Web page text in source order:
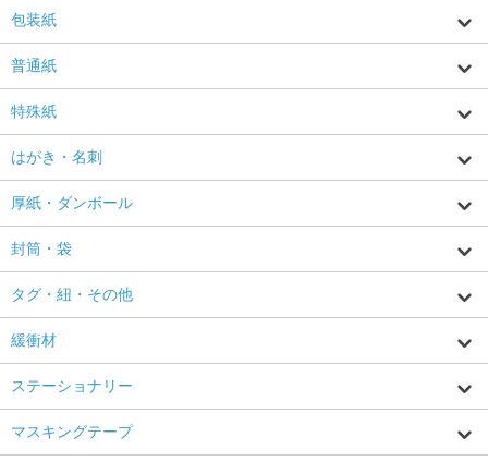
包装紙
普通紙
特殊紙
はがき・名刺
厚紙・ダンボール
封筒・袋
タグ・紐・その他
緩衝材
ステーショナリー
マスキングテープ